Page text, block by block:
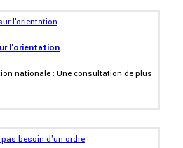
l'orientation
nationale : Une consultation de plus